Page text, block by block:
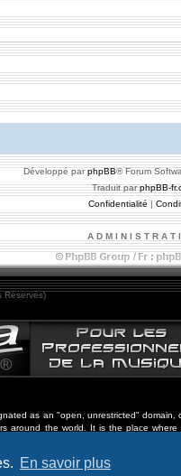
En savoir plus
Développé parphpBB® Forum
Traduit parphpBB-
Confidentialité |
A D M I N I S T R A T
Réservés)
as an "open, unrestricted"
around the world. It is the place